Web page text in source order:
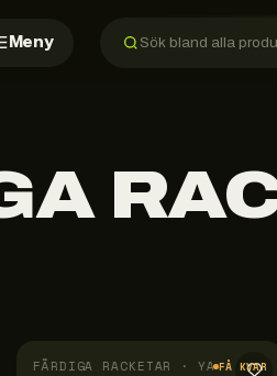
Meny
FÄRDIGA RACKETAR · YASAKAFÅ KVAR